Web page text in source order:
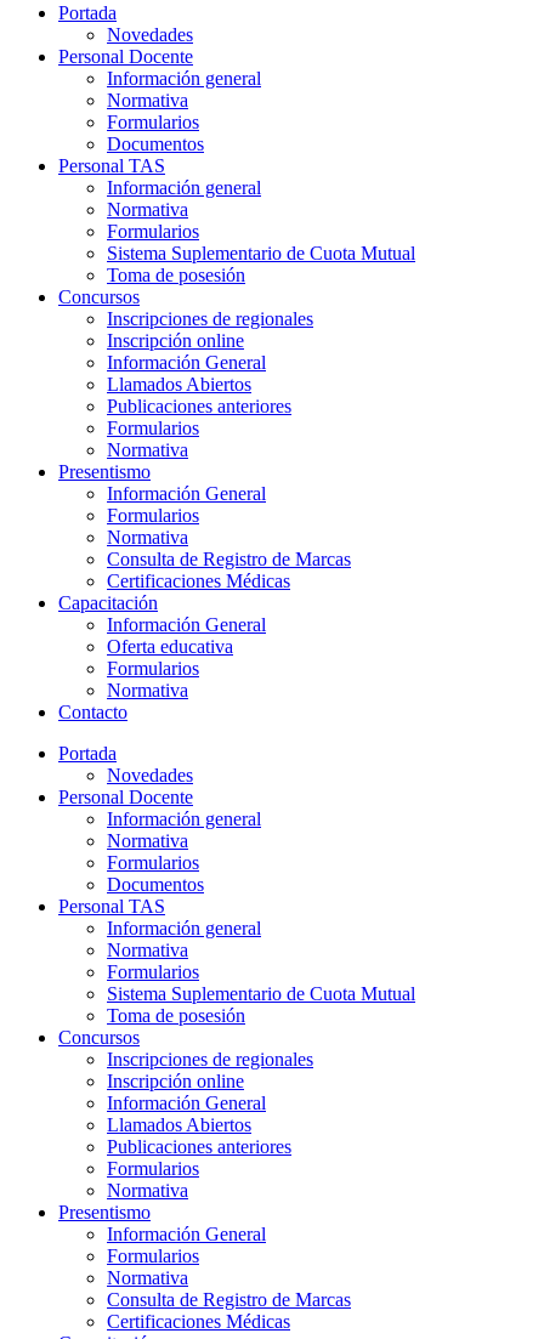
Portada
Novedades
Personal Docente
Información general
Normativa
Formularios
Documentos
Personal TAS
Información general
Normativa
Formularios
Sistema Suplementario de Cuota Mutual
Toma de posesión
Concursos
Inscripciones de regionales
Inscripción online
Información General
Llamados Abiertos
Publicaciones anteriores
Formularios
Normativa
Presentismo
Información General
Formularios
Normativa
Consulta de Registro de Marcas
Certificaciones Médicas
Capacitación
Información General
Oferta educativa
Formularios
Normativa
Contacto
Portada
Novedades
Personal Docente
Información general
Normativa
Formularios
Documentos
Personal TAS
Información general
Normativa
Formularios
Sistema Suplementario de Cuota Mutual
Toma de posesión
Concursos
Inscripciones de regionales
Inscripción online
Información General
Llamados Abiertos
Publicaciones anteriores
Formularios
Normativa
Presentismo
Información General
Formularios
Normativa
Consulta de Registro de Marcas
Certificaciones Médicas